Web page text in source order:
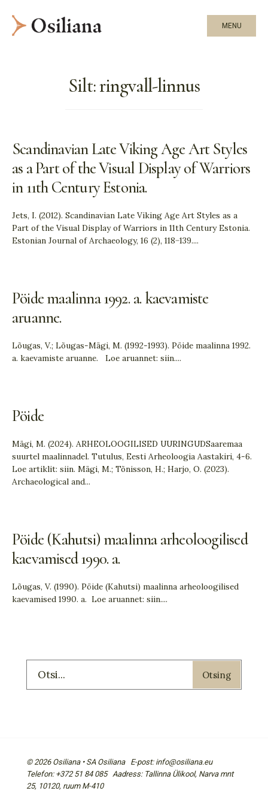
MENU
Silt:ringvall-linnus
Scandinavian Late Viking Age Art Styles
as a Part of the Visual Display of Warriors
in 11th Century Estonia.
Jets, I. (2012). Scandinavian Late Viking Age Art Styles as a
Part of the Visual Display of Warriors in 11th Century Estonia.
Estonian Journal of Archaeology, 16 (2), 118−139....
Pöide maalinna 1992. a. kaevamiste
aruanne.
Lõugas, V.; Lõugas-Mägi, M. (1992-1993). Pöide maalinna 1992.
a. kaevamiste aruanne. Loe aruannet: siin....
Pöide
Mägi, M. (2024). ARHEOLOOGILISED UURINGUDSaaremaa
suurtel maalinnadel. Tutulus, Eesti Arheoloogia Aastakiri, 4-6.
Loe artiklit: siin. Mägi, M.; Tõnisson, H.; Harjo, O. (2023).
Archaeological and...
Pöide (Kahutsi) maalinna arheoloogilised
kaevamised 1990. a.
Lõugas, V. (1990). Pöide (Kahutsi) maalinna arheoloogilised
kaevamised 1990. a. Loe aruannet: siin....
Otsing
© 2026 Osiliana • SA Osiliana E-post: info@osiliana.eu
Telefon: +372 51 84 085 Aadress: Tallinna Ülikool, Narva mnt
25, 10120, ruum M-410